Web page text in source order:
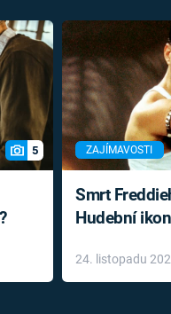
5 ZAJÍMAVOSTI
Smrt
Hudební
léky
24. listopadu